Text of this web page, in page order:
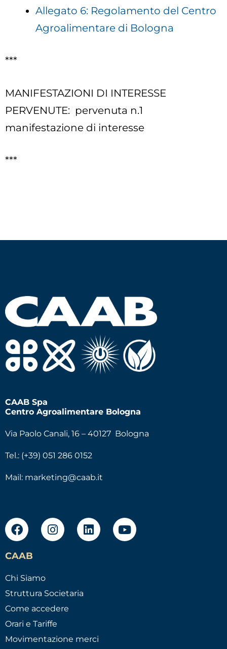
Allegato 6: Regolamento del Centro
Agroalimentare di Bologna
***
MANIFESTAZIONI DI INTERESSE
PERVENUTE: pervenuta n.1
manifestazione di interesse
***
CAAB Spa
Centro Agroalimentare Bologna
Via Paolo Canali, 16 – 40127 Bologna
Tel.: (+39) 051 286 0152
Mail: marketing@caab.it
CAAB
Chi Siamo
Struttura Societaria
Come accedere
Orari e Tariffe
Movimentazione merci